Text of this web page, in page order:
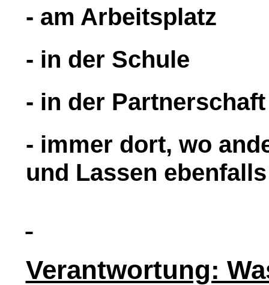
- am Arbeitsplatz
- in der Schule
- in der Partnerschaft
- immer dort, wo
und Lassen
Verantwortung: